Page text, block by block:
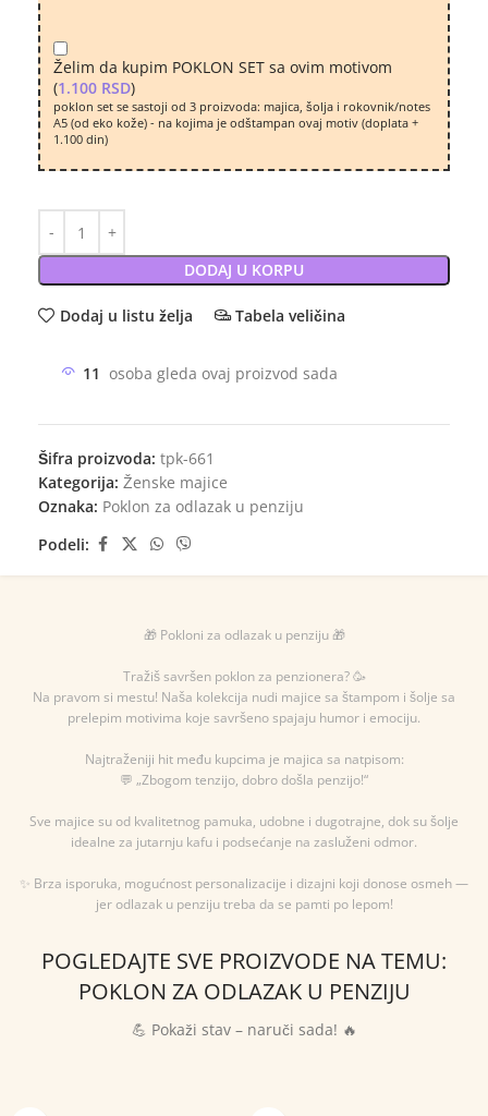
Želim da kupim POKLON SET sa ovim motivom
(1.100 RSD)
poklon set se sastoji od 3 proizvoda: majica, šolja i rokovnik/notes
A5 (od eko kože) - na kojima je odštampan ovaj motiv (doplata +
1.100 din)
DODAJ U KORPU
Dodaj u listu želja Tabela veličina
11 osoba gleda ovaj proizvod sada
Šifra proizvoda: tpk-661
Kategorija: Ženske majice
Oznaka: Poklon za odlazak u penziju
Podeli:
🎁 Pokloni za odlazak u penziju 🎁
Tražiš savršen poklon za penzionera? 🥳
Na pravom si mestu! Naša kolekcija nudi majice sa štampom i šolje sa
prelepim motivima koje savršeno spajaju humor i emociju.
Najtraženiji hit među kupcima je majica sa natpisom:
💬 „Zbogom tenzijo, dobro došla penzijo!“
Sve majice su od kvalitetnog pamuka, udobne i dugotrajne, dok su šolje
idealne za jutarnju kafu i podsećanje na zasluženi odmor.
✨ Brza isporuka, mogućnost personalizacije i dizajni koji donose osmeh —
jer odlazak u penziju treba da se pamti po lepom!
POGLEDAJTE SVE PROIZVODE NA TEMU:
POKLON ZA ODLAZAK U PENZIJU
💪 Pokaži stav – naruči sada! 🔥